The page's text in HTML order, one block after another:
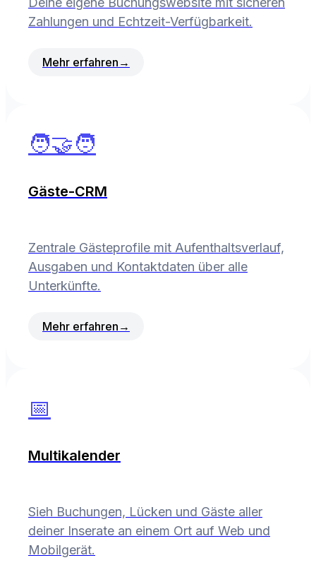
Zahlungen und Echtzeit-Verfügbarkeit.
Mehr erfahren →
🧑‍🤝‍🧑
Gäste-CRM
Zentrale Gästeprofile mit Aufenthaltsverlauf,
Ausgaben und Kontaktdaten über alle
Unterkünfte.
Mehr erfahren →
📅
Multikalender
Sieh Buchungen, Lücken und Gäste aller
deiner Inserate an einem Ort auf Web und
Mobilgerät.